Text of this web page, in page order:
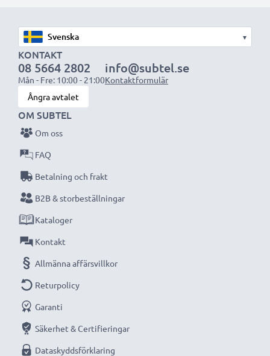
att sticka ut något under den bärbara datorn, eller på
dess baksida, men lämpar sig ändå för användning då
det har utformats för att vara kompatibelt med
datorns batteriutrymme.
Välj CELLONIC och kompromissa aldrig med
kvaliteten. Beställ nu!
▾
KONTAKT
08 5664 2802
Mån - Fre: 10:00 - 21:00
info@subtel.se
Kontaktformulär
Ångra avtalet
OM SUBTEL
Om oss
FAQ
Betalning och frakt
B2B & storbeställningar
Kataloger
Kontakt
Allmänna affärsvillkor
Returpolicy
Garanti
Säkerhet & Certifieringar
Dataskyddsförklaring